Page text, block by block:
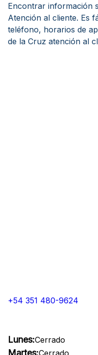
Encontrar información
Atención al cliente. Es
teléfono, horarios de
de la Cruz atención al
+54 351 480-9624
Lunes:Cerrado
Martes:Cerrado